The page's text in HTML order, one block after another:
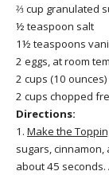
⅔ cup granulated
½ teaspoon salt
1½ teaspoons
2 eggs, at room
2 cups (10
2 cups chopped
Directions:
1. Make the
sugars,
about 45